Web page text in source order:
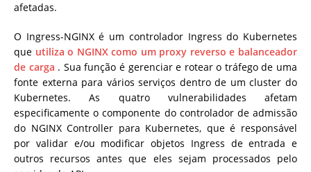
afetadas.
O Ingress-NGINX é um controlador Ingress do Kubernetes
que utiliza o NGINX como um proxy reverso e balanceador
de carga . Sua função é gerenciar e rotear o tráfego de uma
fonte externa para vários serviços dentro de um cluster do
Kubernetes. As quatro vulnerabilidades afetam
especificamente o componente do controlador de admissão
do NGINX Controller para Kubernetes, que é responsável
por validar e/ou modificar objetos Ingress de entrada e
outros recursos antes que eles sejam processados ​​pelo